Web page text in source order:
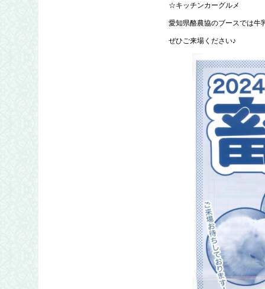
☆キッチンカーグルメ
愛知県酪農協のブースでは牛
ぜひご来場ください♪